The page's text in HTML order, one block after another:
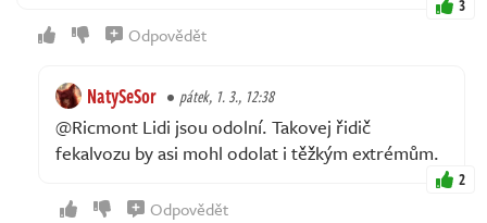
3
Odpovědět
NatySeSor pátek, 1. 3., 12:38
@Ricmont Lidi jsou odolní. Takovej řidič
fekalvozu by asi mohl odolat i těžkým extrémům.
2
Odpovědět